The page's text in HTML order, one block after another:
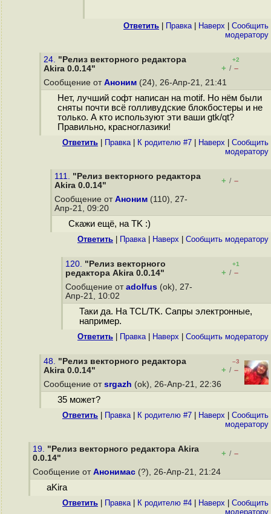
Ответить Правка| Наверх
Cообщить
модератору
24. "Релиз векторного редактора
Akira 0.0.14"
+2
+ / –
Сообщение от Аноним (24), 26-Апр-21, 21:41
Нет, лучший софт написан на motif. Но нём были
сняты почти всё голливудские блокбостеры и не
только. А кто используют эти ваши gtk/qt?
Правильно, крaснoглазики!
Ответить Правка| К родителю #7 Наверх
Cообщить
модератору
111. "Релиз векторного редактора
Akira 0.0.14"
+ / –
Сообщение от Аноним (110), 27-
Апр-21, 09:20
Скажи ещё, на TK :)
Ответить Правка| Наверх Cообщить модератору
120. "Релиз векторного
редактора Akira 0.0.14"
+1
+ / –
Сообщение от adolfus (ok), 27-
Апр-21, 10:02
Таки да. На TCL/TK. Сапры электронные,
например.
Ответить Правка| Наверх Cообщить модератору
48. "Релиз векторного редактора
Akira 0.0.14"
–3
+ / –
Сообщение от srgazh (ok), 26-Апр-21, 22:36
35 может?
Ответить Правка| К родителю #7 Наверх
Cообщить
модератору
19. "Релиз векторного редактора Akira
0.0.14"
+ / –
Сообщение от Анонимас (?), 26-Апр-21, 21:24
aKira
Ответить Правка| К родителю #4 Наверх
Cообщить
модератору